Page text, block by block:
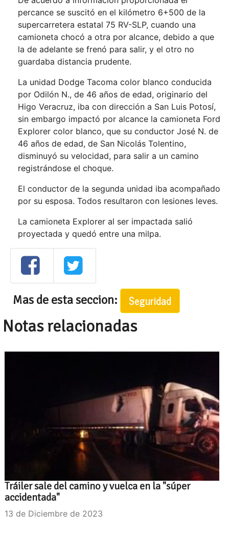
percance se suscitó en el kilómetro 6+500 de la
supercarretera estatal 75 RV-SLP, cuando una
camioneta chocó a otra por alcance, debido a que
la de adelante se frenó para salir, y el otro no
guardaba distancia prudente.
La unidad Dodge Tacoma color blanco conducida
por Odilón N., de 46 años de edad, originario del
Higo Veracruz, iba con dirección a San Luis Potosí,
sin embargo impactó por alcance la camioneta Ford
Explorer color blanco, que su conductor José N. de
46 años de edad, de San Nicolás Tolentino,
disminuyó su velocidad, para salir a un camino
registrándose el choque.
El conductor de la segunda unidad iba acompañado
por su esposa. Todos resultaron con lesiones leves.
La camioneta Explorer al ser impactada salió
proyectada y quedó entre una milpa.
Mas de esta seccion: Seguridad
Notas relacionadas
Tráiler sale del camino y vuelca en la "súper
accidentada"
13 de Diciembre de 2023